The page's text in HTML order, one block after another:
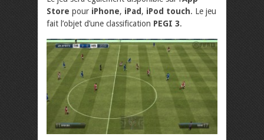
Store pour iPhone, iPad , iPod touch. Le jeu
fait l’objet d’une classification PEGI 3.